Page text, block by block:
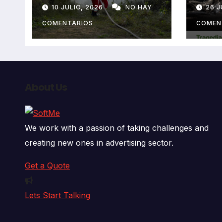
fallecidos y heridos
10 JULIO, 2026 NO HAY
COMENTARIOS
en26
We work with a passion of taking challenges and
creating new ones in advertising sector.
Get a Quote
Lets Start Talking